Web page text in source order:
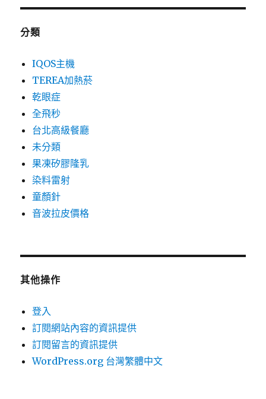
分類
IQOS主機
TEREA加熱菸
乾眼症
全飛秒
台北高級餐廳
未分類
果凍矽膠隆乳
染料雷射
童顏針
音波拉皮價格
其他操作
登入
訂閱網站內容的資訊提供
訂閱留言的資訊提供
WordPress.org 台灣繁體中文